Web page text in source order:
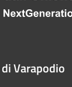
Varapodio